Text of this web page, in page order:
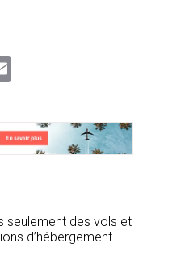
seulement des vols et
d’hébergement